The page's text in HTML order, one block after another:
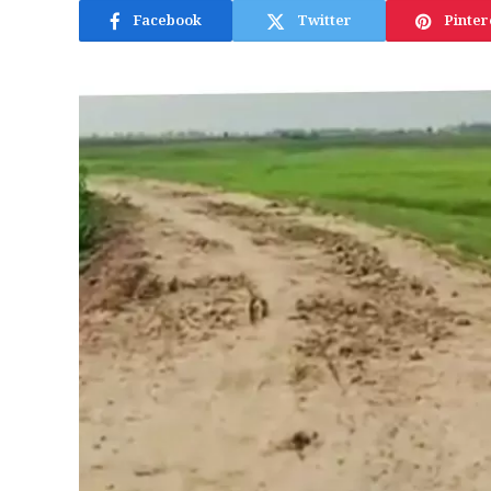
Facebook Twitter